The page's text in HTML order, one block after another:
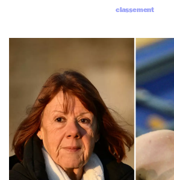
classement